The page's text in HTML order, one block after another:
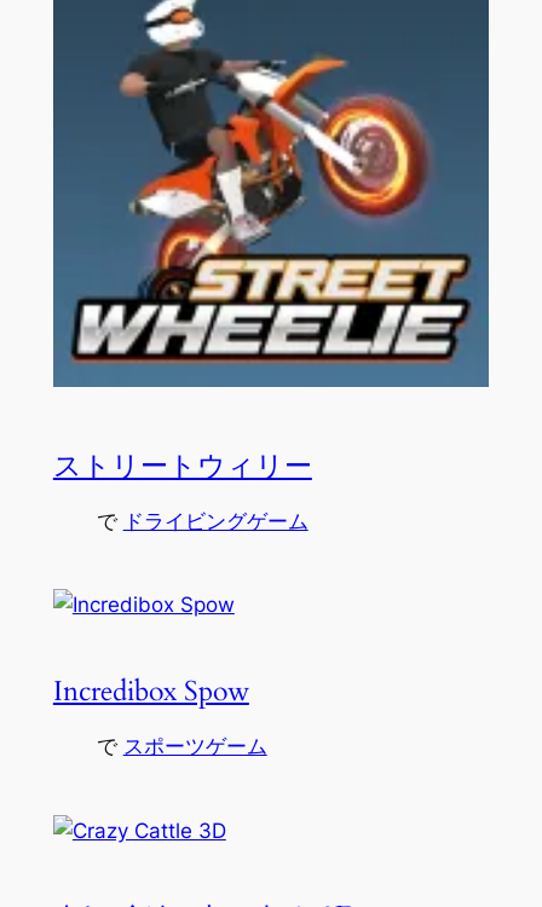
ストリートウィリー
で ドライビングゲーム
Incredibox Spow
で スポーツゲーム